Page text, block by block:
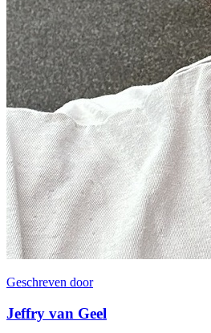
Geschreven door
Jeffry van Geel